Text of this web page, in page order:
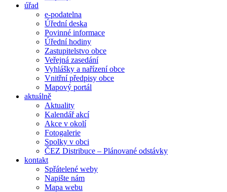
úřad
e-podatelna
Úřední deska
Povinné informace
Úřední hodiny
Zastupitelstvo obce
Veřejná zasedání
Vyhlášky a nařízení obce
Vnitřní předpisy obce
Mapový portál
aktuálně
Aktuality
Kalendář akcí
Akce v okolí
Fotogalerie
Spolky v obci
ČEZ Distribuce – Plánované odstávky
kontakt
Spřátelené weby
Napište nám
Mapa webu